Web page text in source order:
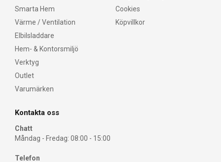
Smarta Hem
Värme / Ventilation
Elbilsladdare
Hem- & Kontorsmiljö
Verktyg
Outlet
Varumärken
Cookies
Köpvillkor
Kontakta oss
Chatt
Måndag - Fredag: 08:00 - 15:00
Telefon